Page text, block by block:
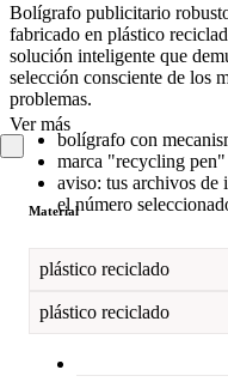
Bolígrafo publicitario
fabricado en plástico
solución inteligente que
selección consciente de los
problemas.
bolígrafo con
marca "recycling pen"
aviso: tus archivos de
el número
Ver más
Material
plástico reciclado
plástico reciclado